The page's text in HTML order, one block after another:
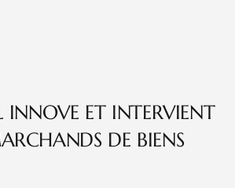
INNOVE ET INTERVIENT
DE BIENS